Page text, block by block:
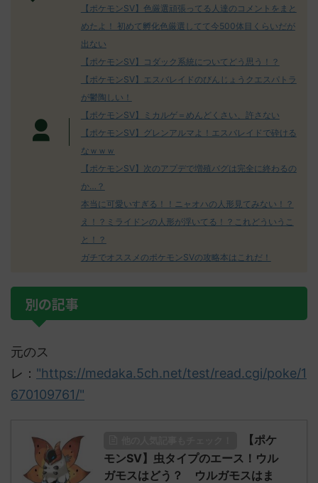
【ポケモンSV】色厳選頑張ってる人達のコメントをまと
めたよ！ 初めて孵化色厳選してて今500体目くらいだが
出ない
【ポケモンSV】コダック系統についてどう思う！？
【ポケモンSV】エスバレイドのびんじょうクエスパトラ
が鬱陶しい！
【ポケモンSV】ミカルゲ＝めんどくさい、許さない
【ポケモンSV】グレンアルマよ！エスバレイドで砕ける
なｗｗｗ
【ポケモンSV】次のアプデで増殖バグは完全に終わるの
か…？
本当に可愛いすぎる！！ニャオハの人形見てみない！？
え！？ミライドンの人形が浮いてる！？これどういうこ
と！？
ガチでオススメのポケモンSVの攻略本はこれだ！
別の記事
元のス
レ： "https://medaka.5ch.net/test/read.cgi/poke/1
670109761/"
【ポケ
モンSV】虫タイプのエース！ウル
ガモスはどう？ ウルガモスはま